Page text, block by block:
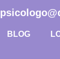
BLOG